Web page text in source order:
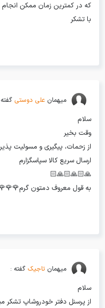
که در کمترین زمان ممکن انجام
با تشکر
میهمان علی دوستی
سلام
وقت بخیر
از زحمات، پیگیری و مسولیت
ارسال سریع کالا سپاسگزارم
🙏🏻🙏🏻🙏🏻
به قول معروف دمتون
میهمان تاجیک گفته :
سلام
از پرسنل دفتر خودروشاپ